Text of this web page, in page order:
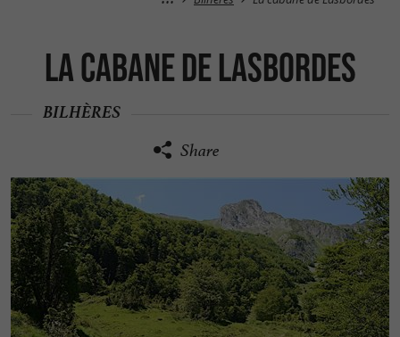
La cabane de Lasbordes
BILHÈRES
Share